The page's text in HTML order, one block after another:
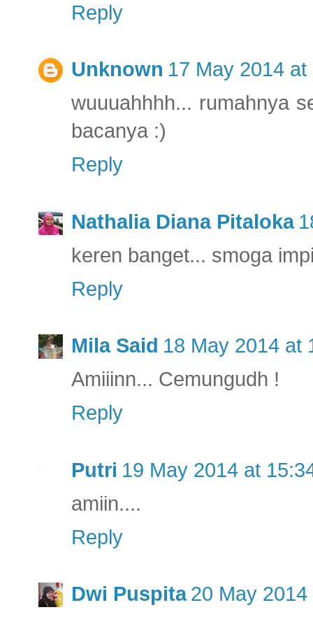
Reply
Unknown 17 May 2014 at
wuuuahhhh... rumahnya
bacanya :)
Reply
Nathalia Diana Pitaloka
keren banget... smoga
Reply
Mila Said 18 May 2014 at
Amiiinn... Cemungudh !
Reply
Putri 19 May 2014 at
amiin....
Reply
Dwi Puspita 20 May